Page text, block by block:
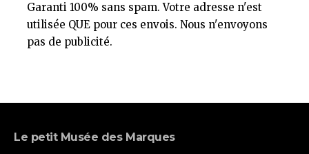
Garanti 100% sans spam. Votre adresse n'est
utilisée QUE pour ces envois. Nous n'envoyons
pas de publicité.
Le petit Musée des Marques